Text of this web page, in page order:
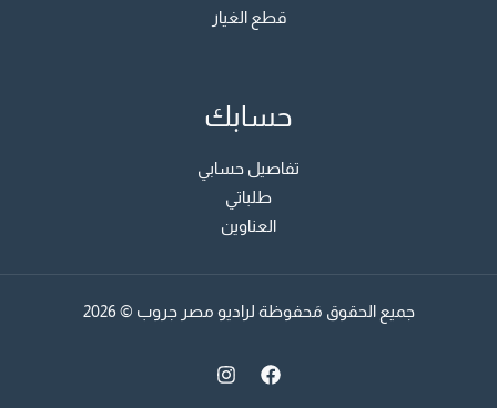
قطع الغيار
حسابك
تفاصيل حسابي
طلباتي
العناوين
جميع الحقوق مَحفوظة لراديو مصر جروب © 2026